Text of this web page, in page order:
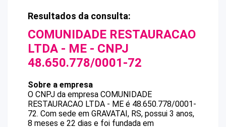
Resultados da consulta:
COMUNIDADE RESTAURACAO
LTDA - ME - CNPJ
48.650.778/0001-72
Sobre a empresa
O CNPJ da empresa COMUNIDADE
RESTAURACAO LTDA - ME é 48.650.778/0001-
72. Com sede em GRAVATAI, RS, possui 3 anos,
8 meses e 22 dias e foi fundada em